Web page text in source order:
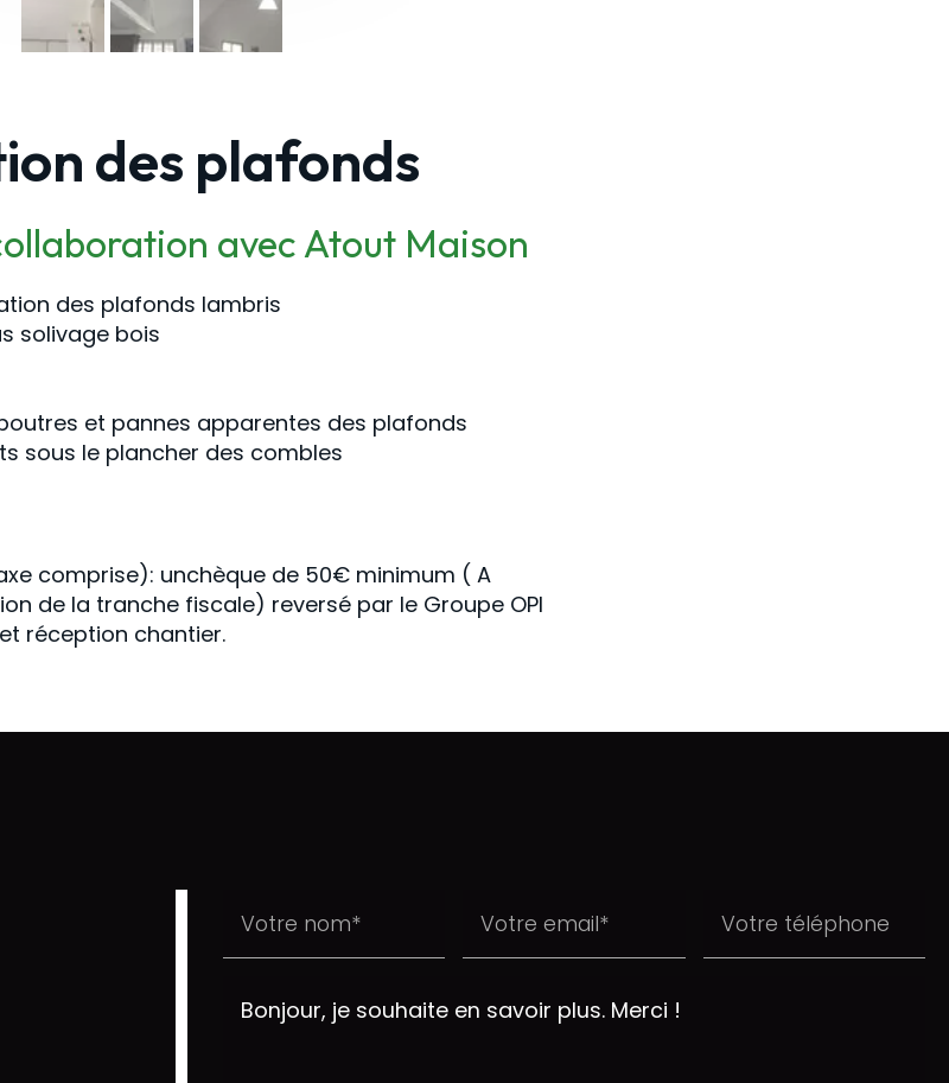
des plafonds
avec Atout Maison
des plafonds lambris
solivage bois
et pannes apparentes des plafonds
sous le plancher des combles
comprise): unchèque de 50€ minimum ( A
de la tranche fiscale) reversé par le Groupe OPI
réception chantier.